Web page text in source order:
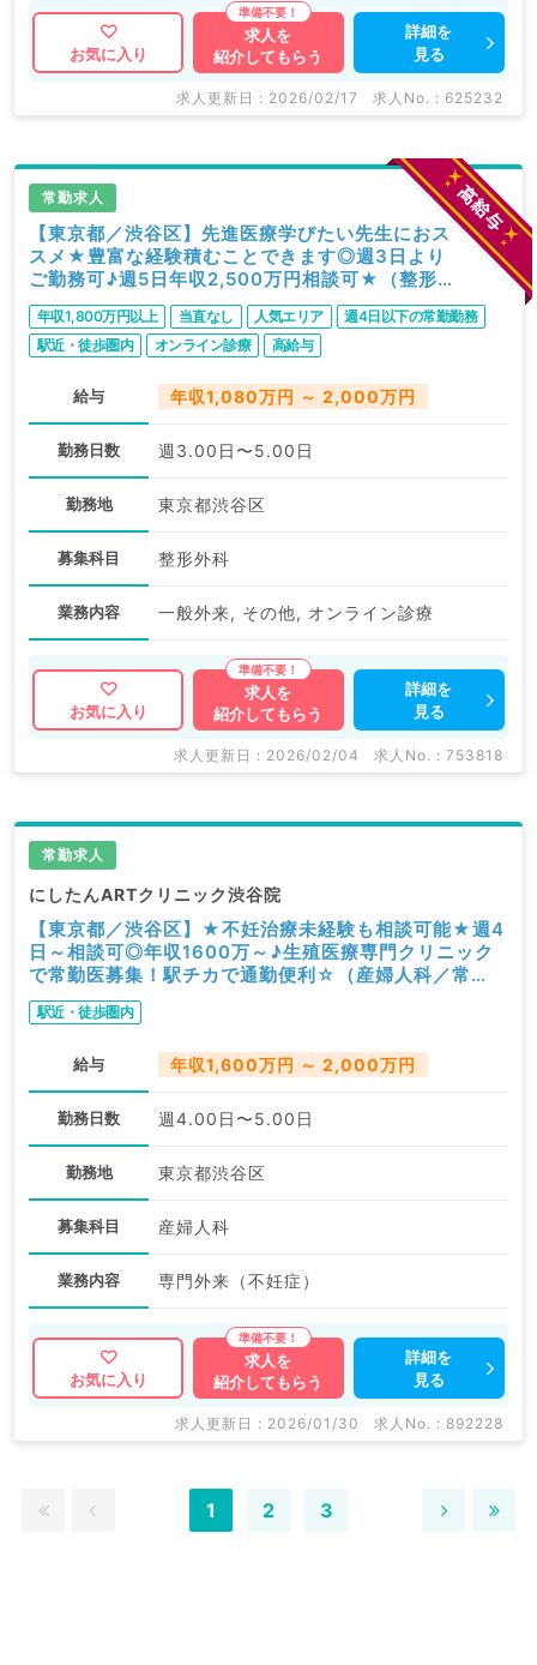
お気に入り
求人を
紹介してもらう
詳細を
見る
求人更新日 : 2026/02/17 求人No. : 625232
常勤求人
【東京都／渋谷区】先進医療学びたい先生におス
スメ★豊富な経験積むことできます◎週3日より
ご勤務可♪週5日年収2,500万円相談可★（整形外
科／常勤）
年収1,800万円以上 当直なし 人気エリア
週4日以下の常勤勤務
駅近・徒歩圏内
オンライン診療 高給与
給与 年収1,080万円 ～ 2,000万円
勤務日数 週3.00日〜5.00日
勤務地 東京都渋谷区
募集科目 整形外科
業務内容 一般外来, その他, オンライン診療
お気に入り
求人を
紹介してもらう
詳細を
見る
求人更新日 : 2026/02/04 求人No. : 753818
常勤求人
にしたんARTクリニック渋谷院
【東京都／渋谷区】★不妊治療未経験も相談可能★週4
日～相談可◎年収1600万～♪生殖医療専門クリニック
で常勤医募集！駅チカで通勤便利☆（産婦人科／常
勤）
駅近・徒歩圏内
給与 年収1,600万円 ～ 2,000万円
勤務日数 週4.00日〜5.00日
勤務地 東京都渋谷区
募集科目 産婦人科
業務内容 専門外来（不妊症）
お気に入り
求人を
紹介してもらう
詳細を
見る
求人更新日 : 2026/01/30 求人No. : 892228
1 2 3